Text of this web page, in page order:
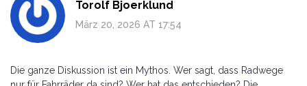
Torolf Bjoerklund
März 20, 2026 AT 17:54
Die ganze Diskussion ist ein Mythos. Wer sagt, dass Radwege